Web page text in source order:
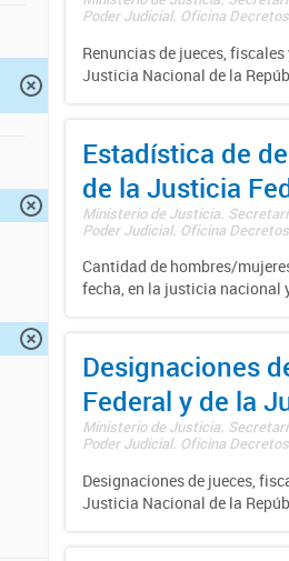
Poder Judicial. Oficina Decretos
Renuncias de jueces,
Justicia Nacional de la
Estadística de
de la Justicia
Ministerio de Justicia.
Poder Judicial. Oficina Decretos
Cantidad de hombres/
fecha, en la justicia nacional
Designaciones
Federal y de la
Ministerio de Justicia.
Poder Judicial. Oficina Decretos
Designaciones de jueces,
Justicia Nacional de la